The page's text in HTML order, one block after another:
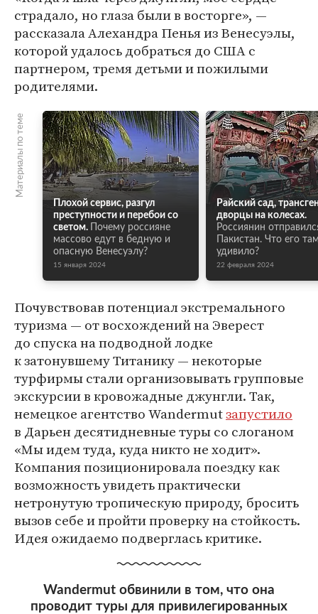
страдало, но глаза были в восторге», ―
рассказала Алехандра Пенья из Венесуэлы,
которой удалось добраться до США с
партнером, тремя детьми и пожилыми
родителями.
Материалы по теме
Плохой сервис, разгул
преступности и перебои со
светом.
Почему россияне
массово едут в бедную и
опасную Венесуэлу?
15 января 2024
Райский сад,
дворцы на колесах.
Россиянин
Пакистан. Что его
удивило?
22 февраля 2024
Почувствовав потенциал экстремального
туризма ― от восхождений на Эверест
до спуска на подводной лодке
к затонувшему Титанику ― некоторые
турфирмы стали организовывать групповые
экскурсии в кровожадные джунгли. Так,
немецкое агентство Wandermutзапустило
в Дарьен десятидневные туры со слоганом
«Мы идем туда, куда никто не ходит».
Компания позиционировала поездку как
возможность увидеть практически
нетронутую тропическую природу, бросить
вызов себе и пройти проверку на стойкость.
Идея ожидаемо подверглась критике.
Wandermut обвинили в том, что она
проводит туры для привилегированных